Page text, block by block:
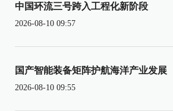
中国环流三号跨入工程化新阶段
2026-08-10 09:57
国产智能装备矩阵护航海洋产业发展
2026-08-10 09:55